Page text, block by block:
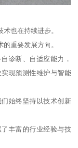
也在持续进步。
重要发展方向。
诊断、自适应能力，
现预测性维护与智能
始终坚持以技术创新
丰富的行业经验与技